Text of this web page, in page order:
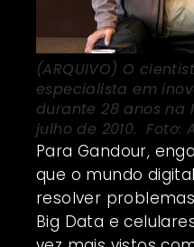
(ARQUIVO) O
especialista em
durante 28 anos na
julho de 2010. Foto:
Para Gandour,
que o mundo
resolver
Big Data e